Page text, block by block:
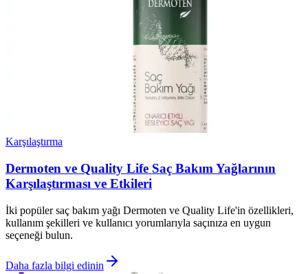
Karşılaştırma
Dermoten ve Quality Life Saç Bakım Yağlarının
Karşılaştırması ve Etkileri
İki popüler saç bakım yağı Dermoten ve Quality Life'in özellikleri,
kullanım şekilleri ve kullanıcı yorumlarıyla saçınıza en uygun
seçeneği bulun.
Daha fazla bilgi edinin